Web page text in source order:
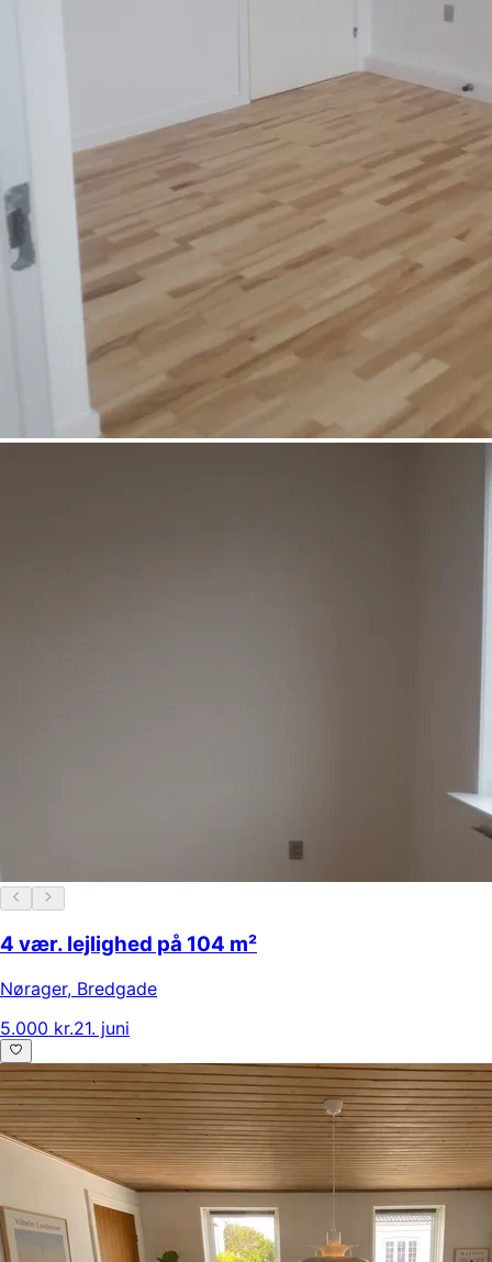
4 vær. lejlighed på 104 m²
Nørager, Bredgade
5.000 kr.21. juni